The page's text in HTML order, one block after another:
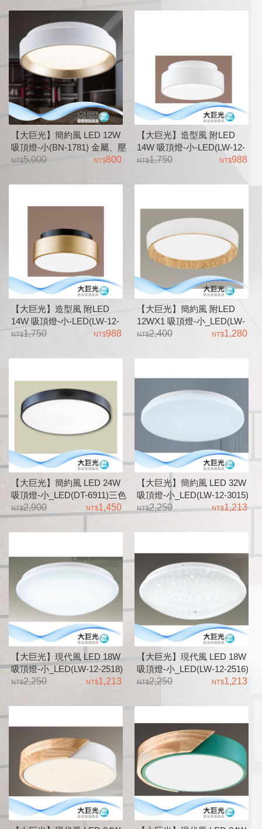
【大巨光】簡約風 LED 12W
吸頂燈-小(BN-1781) 金屬、壓
克力5,000 800
【大巨光】造型風 附LED
14W 吸頂燈-小-LED(LW-12-
4052)金屬 壓克力 三色變光
1,750 988
【大巨光】造型風 附LED
14W 吸頂燈-小-LED(LW-12-
4051)金屬 壓克力 三色變光
1,750 988
【大巨光】簡約風 附LED
12WX1 吸頂燈-小_LED(LW-
12-3854)三色變光、全電壓 鐵
2,400 1,280
【大巨光】簡約風 LED 24W
吸頂燈-小_LED(DT-6911)三色
變光 金屬烤漆 壓克力
2,900 1,450
【大巨光】簡約風 LED 32W
吸頂燈-小_LED(LW-12-3015)
全電壓 金屬
2,250 1,213
【大巨光】現代風 LED 18W
吸頂燈-小_LED(LW-12-2518)
2,250
1,213
【大巨光】現代風 LED 18W
吸頂燈-小_LED(LW-12-2516)
2,250
1,213